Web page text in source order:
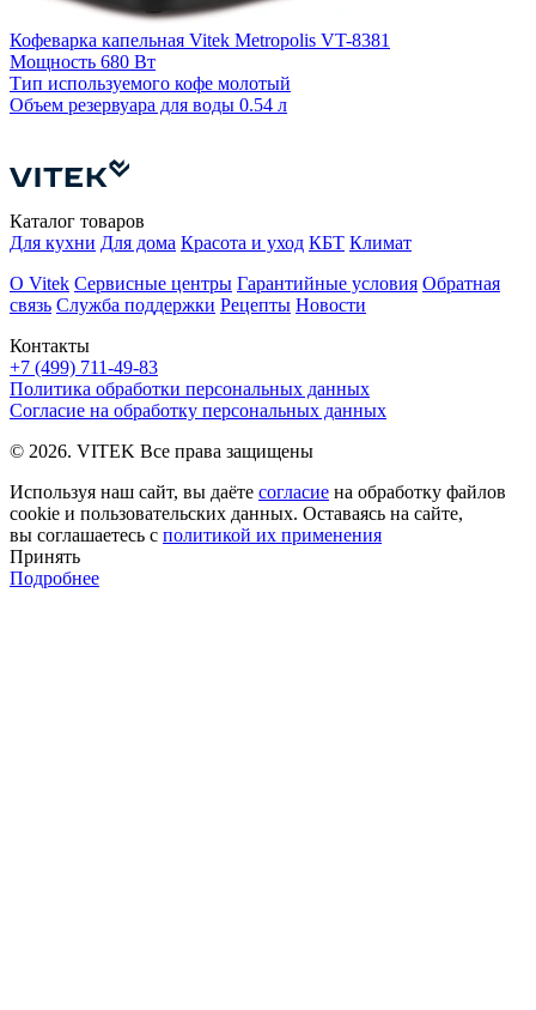
Кофеварка капельная Vitek Metropolis VT-8381
Мощность 680 Вт
Тип используемого кофе молотый
Объем резервуара для воды 0.54 л
Контакты
+7 (499) 711-49-83
Каталог товаров
Для кухни Для дома Красота и уход КБТ Климат
О Vitek Сервисные центры Гарантийные условия Обратная
связь Служба поддержки Рецепты Новости
Политика обработки персональных данных
Согласие на обработку персональных данных
© 2026. VITEK Все права защищены
Используя наш сайт, вы даёте согласие на обработку файлов
cookie и пользовательских данных. Оставаясь на сайте,
вы соглашаетесь с политикой их применения
Принять
Подробнее